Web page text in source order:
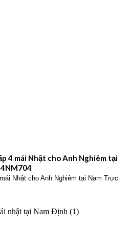
4 mái Nhật cho Anh Nghiêm tại
Nhật cho Anh Nghiêm tại Nam Trực